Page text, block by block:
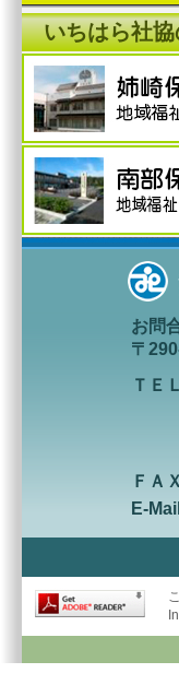
いちはら社協
お問
〒
ＴＥＬ
ＦＡＸ
E-